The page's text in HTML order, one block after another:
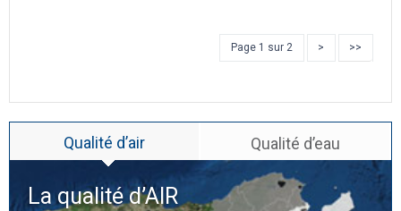
Page 1 sur 2 > >>
Qualité d’air Qualité d’eau
La qualité d’AIR